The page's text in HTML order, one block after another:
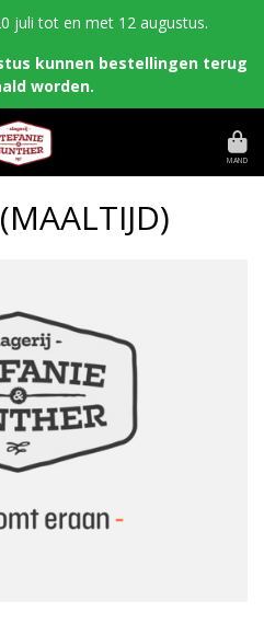
juli tot en met 12 augustus.
kunnen bestellingen terug
worden.
MAND